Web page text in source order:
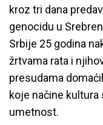
kroz tri dana
genocidu u
Srbije 25 godina
žrtvama rata i
presudama
koje načine
umetnost.